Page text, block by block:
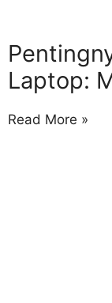
Laptop:
Read More »